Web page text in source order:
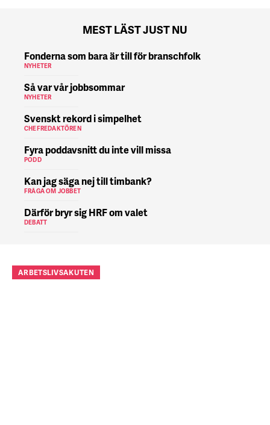
MEST LÄST JUST NU
Fonderna som bara är till för branschfolk
NYHETER
Så var vår jobbsommar
NYHETER
Svenskt rekord i simpelhet
CHEFREDAKTÖREN
Fyra poddavsnitt du inte vill missa
PODD
Kan jag säga nej till timbank?
FRÅGA OM JOBBET
Därför bryr sig HRF om valet
DEBATT
ARBETSLIVSAKUTEN